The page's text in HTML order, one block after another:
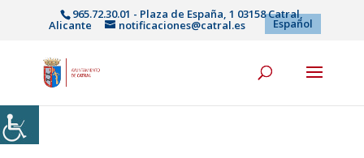
965.72.30.01 - Plaza de España, 1 03158 Catral,
Alicante notificaciones@catral.es Español